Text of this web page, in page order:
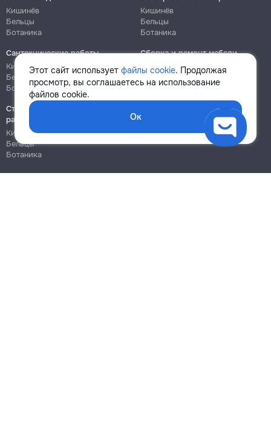
Этот сайт использует файлы cookie. Продолжая
просмотр, вы соглашаетесь на использование
файлов cookie.
Ок
Кишинёв
Бельцы
Ботаника
Кишинёв
Бельцы
Ботаника
Сантехнические работы
Кишинёв
Бельцы
Ботаника
Сборка и ремонт мебели
Кишинёв
Ботаника
Строительно-монтажные
работы
Кишинёв
Бельцы
Ботаника